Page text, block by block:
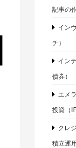
記事の
イン
チ）
イン
債券）
エメ
投資（
クレ
積立運用